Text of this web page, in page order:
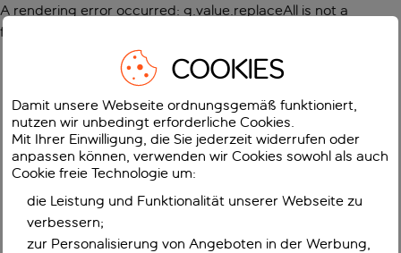
A rendering error occurred: g.value.replaceAll is not a
function
COOKIES
Damit unsere Webseite ordnungsgemäß funktioniert,
nutzen wir unbedingt erforderliche Cookies.
Mit Ihrer Einwilligung, die Sie jederzeit widerrufen oder
anpassen können, verwenden wir Cookies sowohl als auch
Cookie freie Technologie um:
die Leistung und Funktionalität unserer Webseite zu
verbessern;
zur Personalisierung von Angeboten in der Werbung,